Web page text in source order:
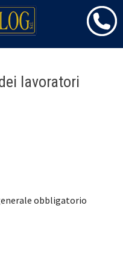
lavoratori
obbligatorio